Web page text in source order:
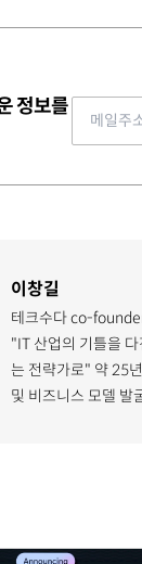
정보를 Email
이창길
테크수다 co-
"IT 산업의 기틀을
는 전략가로" 약 25
및 비즈니스 모델 발